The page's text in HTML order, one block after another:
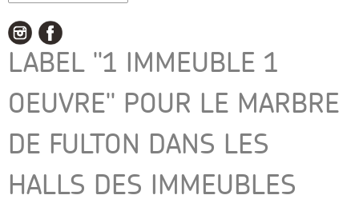
LABEL "1 IMMEUBLE 1
OEUVRE" POUR LE MARBRE
DE FULTON DANS LES
HALLS DES IMMEUBLES